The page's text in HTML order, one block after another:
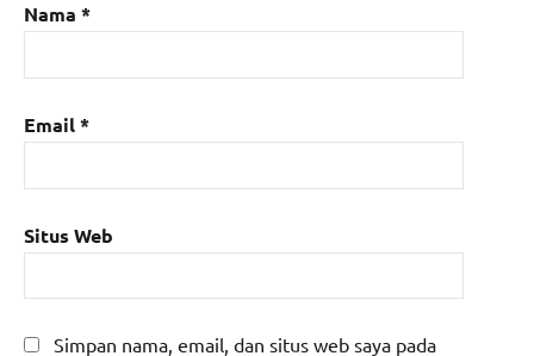
Nama *
Email*
Situs Web
Simpan nama, email, dan situs web saya pada